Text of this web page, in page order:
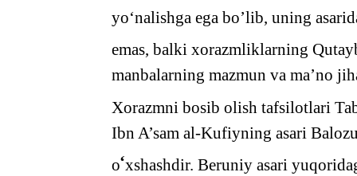
yoʻnalishga ega bo’lib, uning
emas, balki xorazmliklarning
manbalarning mazmun va ma’no
Xorazmni bosib olish tafsilotlari
Ibn A’sam al-Kufiyning asari
o‘xshashdir. Beruniy asari